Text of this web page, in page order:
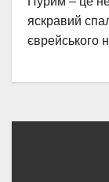
яскравий
єврейського